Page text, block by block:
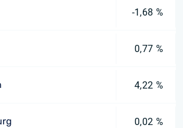
-1,68 %
0,77 %
4,22 %
0,02 %